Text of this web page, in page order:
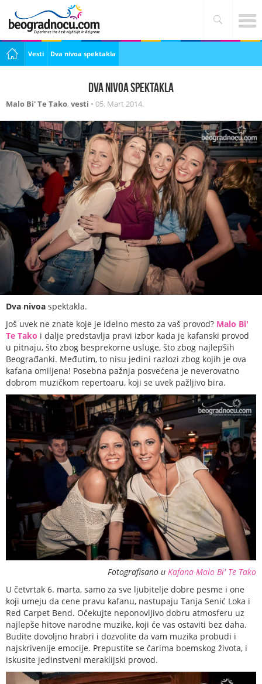
Vesti Dva nivoa spektakla
Dva nivoa spektakla
Malo Bi' Te Tako, vesti • 05. Mart 2014.
Dva nivoa spektakla.
Još uvek ne znate koje je idelno mesto za vaš provod? Malo Bi'
Te Tako i dalje predstavlja pravi izbor kada je kafanski provod
u pitnaju, što zbog besprekorne usluge, što zbog najlepših
Beograđanki. Međutim, to nisu jedini razlozi zbog kojih je ova
kafana omiljena! Posebna pažnja posvećena je neverovatno
dobrom muzičkom repertoaru, koji se uvek pažljivo bira.
Fotografisano u Kafana Malo Bi' Te Tako
U četvrtak 6. marta, samo za sve ljubitelje dobre pesme i one
koji umeju da cene pravu kafanu, nastupaju Tanja Senić Loka i
Red Carpet Bend. Očekujte neponovljivo dobru atmosferu uz
najlepše hitove narodne muzike, koji će vas ostaviti bez daha.
Budite dovoljno hrabri i dozvolite da vam muzika probudi i
najskrivenije emocije. Prepustite se čarima boemskog života, i
iskusite jedinstveni meraklijski provod.